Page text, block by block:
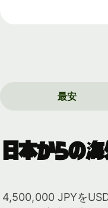
最安
日本からの
4,500,000 JPYを